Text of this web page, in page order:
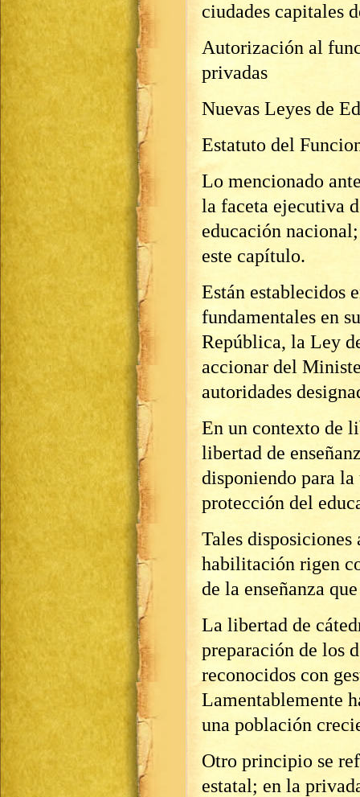
ciudades capitales
Autorización al
privadas
Nuevas Leyes de
Estatuto del
Lo mencionado
la faceta ejecutiva
educación
este capítulo.
Están establecidos
fundamentales en
República, la Ley
accionar del
autoridades
En un contexto de
libertad de
disponiendo para
protección del
Tales
habilitación rigen
de la enseñanza
La libertad de
preparación de los
reconocidos con
Lamentablemente
una población
Otro principio se
estatal; en la